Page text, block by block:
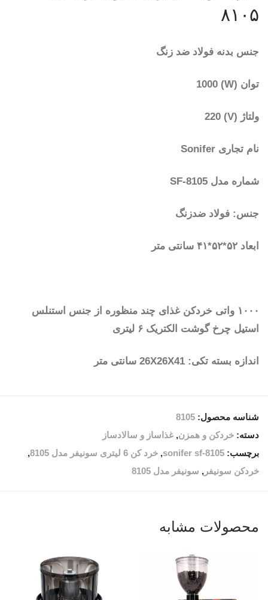
۸۱۰۵
جنس بدنه فولاد ضد زنگ
توان (W) 1000
ولتاژ (V) 220
نام تجاری Sonifer
شماره مدل SF-8105
جنس: فولاد ضدزنگ
ابعاد ۵۲*۵۲*۴۱ سانتی متر
۱۰۰۰ واتی خردکن غذای چند منظوره از جنس استنلس
استیل چرخ گوشت الکتریک ۶ لیتری
اندازه بسته تکی: 26X26X41 سانتی متر
شناسه محصول: 8105
دسته: خردکن و همزن, غذاساز و سالادساز
برچسب: sonifer sf-8105
, خرد کن 6 لیتری سونیفر مدل 8105
,
خردکن سونیفر , سونیفر مدل 8105
محصولات مشابه